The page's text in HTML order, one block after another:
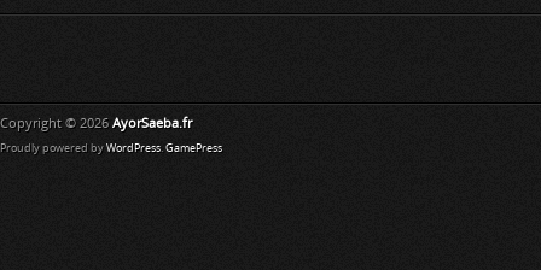
Copyright © 2026 AyorSaeba.fr
Proudly powered by WordPress. GamePress